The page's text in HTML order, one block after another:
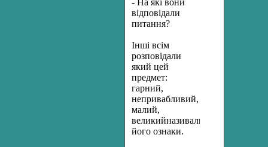
- На які вони
відповідали
питання?
Інші всім
розповідали
який цей
предмет:
гарний,
непривабливий,
малий,
великийназивали
його ознаки.